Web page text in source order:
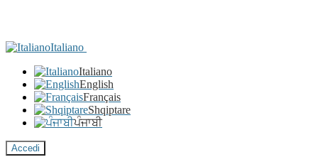
Italiano
Italiano
English
Français
Shqiptare
ਪੰਜਾਬੀ
Accedi